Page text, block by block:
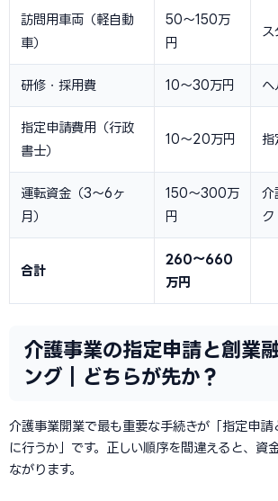
訪問用車両（軽自動
車）
50〜150万
円
ス
研修・採用費 10〜30万円 ヘ
指定申請費用（行政
書士）
10〜20万円 指
運転資金（3〜6ヶ
月）
150〜300万
円
介
ク
合計
260〜660
万円
介護事業の指定申請と創業
ング｜どちらが先か？
介護事業開業で最も重要な手続きが「指定申請
に行うか」です。正しい順序を間違えると、資
ながります。